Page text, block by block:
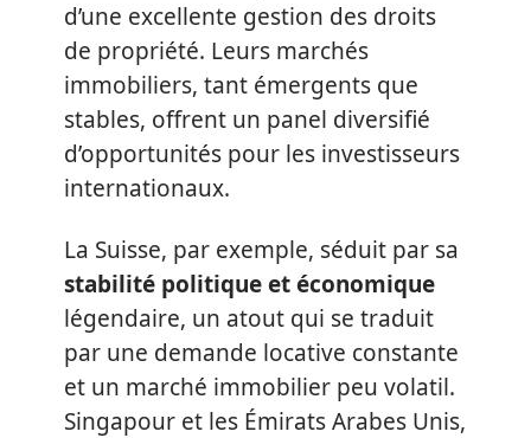
d’une excellente gestion des droits
de propriété. Leurs marchés
immobiliers, tant émergents que
stables, offrent un panel diversifié
d’opportunités pour les investisseurs
internationaux.
La Suisse, par exemple, séduit par sa
stabilité politique et économique
légendaire, un atout qui se traduit
par une demande locative constante
et un marché immobilier peu volatil.
Singapour et les Émirats Arabes Unis,